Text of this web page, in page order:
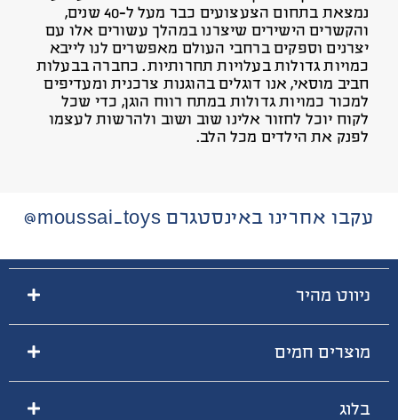
נמצאת בתחום הצעצועים כבר מעל ל-40 שנים,
והקשרים הישירים שיצרנו במהלך עשורים אלו עם
יצרנים וספקים ברחבי העולם מאפשרים לנו לייבא
כמויות גדולות בעלויות תחרותיות. כחברה בבעלות
חביב מוסאי, אנו דוגלים בהוגנות צרכנית ומעדיפים
למכור כמויות גדולות במתח רווח הוגן, כדי שכל
לקוח יוכל לחזור אלינו שוב ושוב ולהרשות לעצמו
לפנק את הילדים מכל הלב.
עקבו אחרינו באינסטגרם moussai_toys@
ניווט מהיר
מוצרים חמים
בלוג